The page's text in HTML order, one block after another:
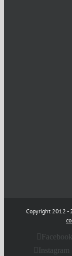
Copyright 2012 -
Facebook
Instagram